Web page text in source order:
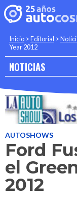
Inicio >Editorial >
Year 2012
NOTICIAS
AUTOSHOWS
Ford
el
2012